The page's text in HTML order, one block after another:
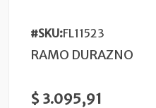
#SKU:FL11523
RAMO DURAZNO
$ 3.095,91